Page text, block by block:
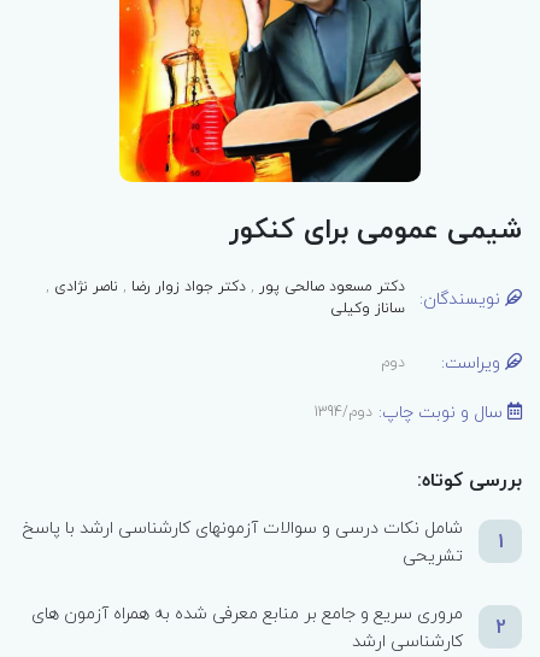
شیمی عمومی برای کنکور
نویسندگان: دکتر مسعود صالحی پور ,دکتر جواد زوار رضا , ناصر نژادی ,
ساناز وکیلی
ویراست: دوم
سال و نوبت چاپ: دوم/1394
بررسی کوتاه:
1
شامل نکات درسی و سوالات آزمونهای کارشناسی ارشد با پاسخ
تشریحی
2
مروری سریع و جامع بر منابع معرفی شده به همراه آزمون های
کارشناسی ارشد